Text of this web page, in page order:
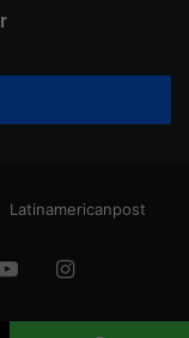
Latinamericanpost
YouTubeInstagram